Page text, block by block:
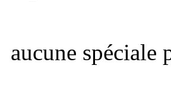
aucune spéciale